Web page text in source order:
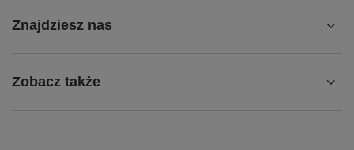
Znajdziesz nas
Zobacz także